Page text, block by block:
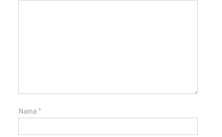
Nama *